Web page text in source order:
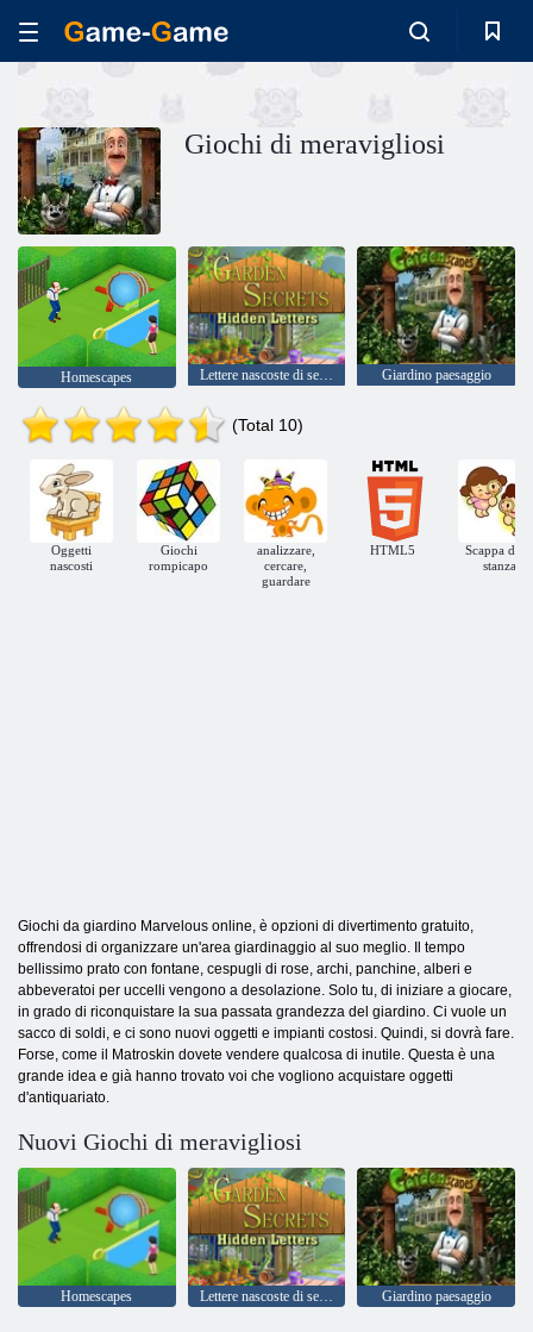
Giochi di meravigliosi
Homescapes Lettere nascoste di segreti del giardino Giardino paesaggio
(Total 10)
Oggetti
nascosti
Giochi
rompicapo
analizzare,
cercare,
guardare
HTML5
Scappa dalla
stanza
Giochi da giardino Marvelous online, è opzioni di divertimento gratuito,
offrendosi di organizzare un'area giardinaggio al suo meglio. Il tempo
bellissimo prato con fontane, cespugli di rose, archi, panchine, alberi e
abbeveratoi per uccelli vengono a desolazione. Solo tu, di iniziare a giocare,
in grado di riconquistare la sua passata grandezza del giardino. Ci vuole un
sacco di soldi, e ci sono nuovi oggetti e impianti costosi. Quindi, si dovrà fare.
Forse, come il Matroskin dovete vendere qualcosa di inutile. Questa è una
grande idea e già hanno trovato voi che vogliono acquistare oggetti
d'antiquariato.
Nuovi Giochi di meravigliosi
Homescapes Lettere nascoste di segreti del giardino Giardino paesaggio